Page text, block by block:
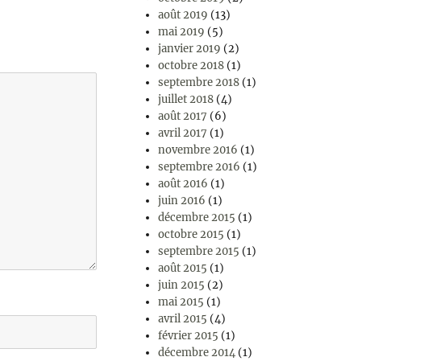
août 2019 (13)
mai 2019 (5)
janvier 2019 (2)
octobre 2018 (1)
septembre 2018 (1)
juillet 2018 (4)
août 2017 (6)
avril 2017 (1)
novembre 2016 (1)
septembre 2016 (1)
août 2016 (1)
juin 2016 (1)
décembre 2015 (1)
octobre 2015 (1)
septembre 2015 (1)
août 2015 (1)
juin 2015 (2)
mai 2015 (1)
avril 2015 (4)
février 2015 (1)
décembre 2014 (1)